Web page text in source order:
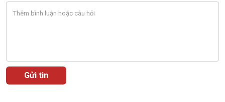
Chát với người nổi tiếng